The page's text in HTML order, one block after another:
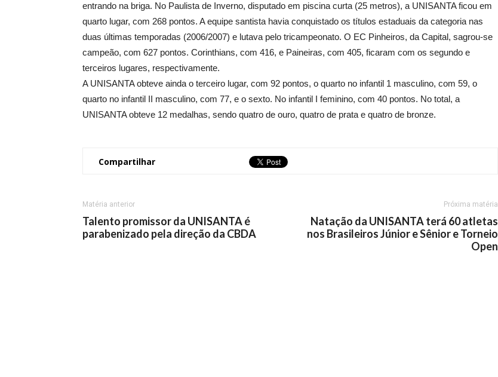
entrando na briga. No Paulista de Inverno, disputado em piscina curta (25 metros), a UNISANTA ficou em
quarto lugar, com 268 pontos. A equipe santista havia conquistado os títulos estaduais da categoria nas
duas últimas temporadas (2006/2007) e lutava pelo tricampeonato. O EC Pinheiros, da Capital, sagrou-se
campeão, com 627 pontos. Corinthians, com 416, e Paineiras, com 405, ficaram com os segundo e
terceiros lugares, respectivamente.
A UNISANTA obteve ainda o terceiro lugar, com 92 pontos, o quarto no infantil 1 masculino, com 59, o
quarto no infantil II masculino, com 77, e o sexto. No infantil I feminino, com 40 pontos. No total, a
UNISANTA obteve 12 medalhas, sendo quatro de ouro, quatro de prata e quatro de bronze.
Compartilhar
Matéria anterior
Talento promissor da UNISANTA é
parabenizado pela direção da CBDA
Próxima matéria
Natação da UNISANTA terá 60 atletas
nos Brasileiros Júnior e Sênior e Torneio
Open